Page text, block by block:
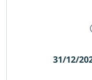
31/12/